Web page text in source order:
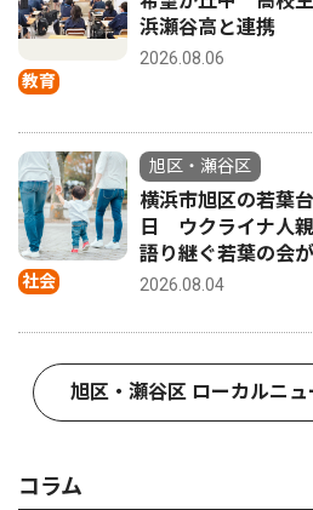
教育
浜瀬谷高と連携
2026.08.06
社会
旭区・瀬谷区
横浜市旭区の若葉
日 ウクライナ人
語り継ぐ若葉の会
2026.08.04
旭区・瀬谷区 ローカルニ
コラム